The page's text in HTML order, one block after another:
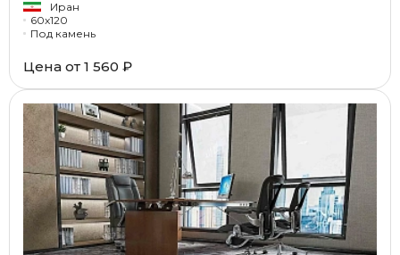
Иран
60x120
Под камень
Цена от 1 560 ₽